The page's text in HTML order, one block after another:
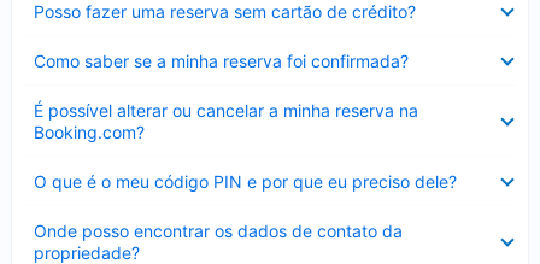
Posso fazer uma reserva sem cartão de crédito?
Como saber se a minha reserva foi confirmada?
É possível alterar ou cancelar a minha reserva na
Booking.com?
Contraído
O que é o meu código PIN e por que eu preciso dele?
Onde posso encontrar os dados de contato da
propriedade?